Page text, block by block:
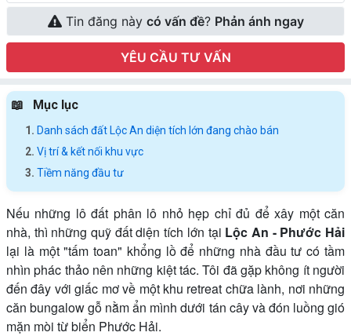
Tin đăng này có vấn đề? Phản ánh ngay
YÊU CẦU TƯ VẤN
Mục lục
Danh sách đất Lộc An diện tích lớn đang chào bán
Vị trí & kết nối khu vực
Tiềm năng đầu tư
Nếu những lô đất phân lô nhỏ hẹp chỉ đủ để xây một căn
nhà, thì những quỹ đất diện tích lớn tại Lộc An - Phước Hải
lại là một "tấm toan" khổng lồ để những nhà đầu tư có tầm
nhìn phác thảo nên những kiệt tác. Tôi đã gặp không ít người
đến đây với giấc mơ về một khu retreat chữa lành, nơi những
căn bungalow gỗ nằm ẩn mình dưới tán cây và đón luồng gió
mặn mòi từ biển Phước Hải.